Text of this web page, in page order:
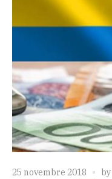
25 novembre 2018 by